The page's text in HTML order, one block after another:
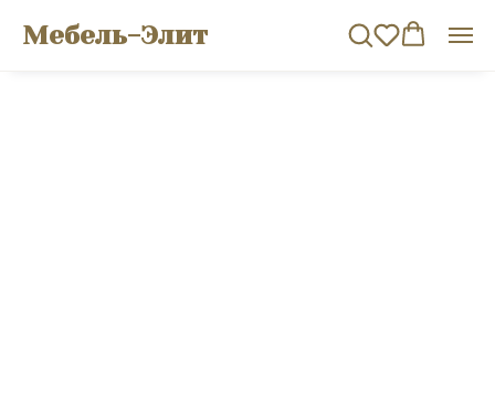
Мебель-Элит